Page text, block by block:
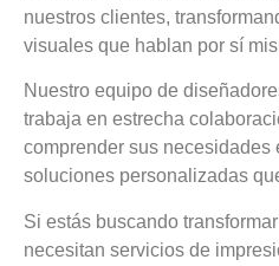
nuestros clientes,
visuales que hablan por sí
Nuestro equipo de
trabaja en estrecha
comprender sus necesidades
soluciones personalizadas
Si estás buscando
necesitan servicios de